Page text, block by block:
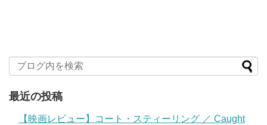
最近の投稿
【映画レビュー】コート・スティーリング ／ Caught